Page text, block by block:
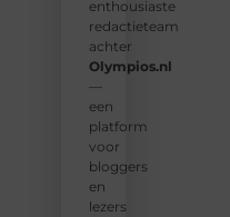
enthousiaste
redactieteam
achter
Olympios.nl
—
een
platform
voor
bloggers
en
lezers